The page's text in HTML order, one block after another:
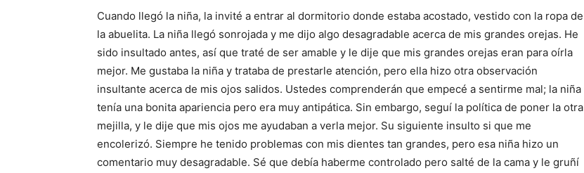
Cuando llegó la niña, la invité a entrar al dormitorio donde estaba acostado, vestido con la ropa de
la abuelita. La niña llegó sonrojada y me dijo algo desagradable acerca de mis grandes orejas. He
sido insultado antes, así que traté de ser amable y le dije que mis grandes orejas eran para oírla
mejor. Me gustaba la niña y trataba de prestarle atención, pero ella hizo otra observación
insultante acerca de mis ojos salidos. Ustedes comprenderán que empecé a sentirme mal; la niña
tenía una bonita apariencia pero era muy antipática. Sin embargo, seguí la política de poner la otra
mejilla, y le dije que mis ojos me ayudaban a verla mejor. Su siguiente insulto si que me
encolerizó. Siempre he tenido problemas con mis dientes tan grandes, pero esa niña hizo un
comentario muy desagradable. Sé que debía haberme controlado pero salté de la cama y le gruñí